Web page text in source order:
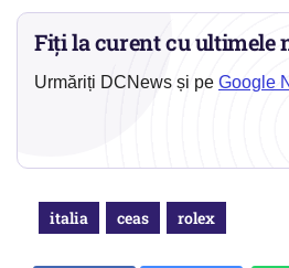
Fiți la curent cu ultimele
Urmăriți DCNews și pe Google
italia ceas rolex